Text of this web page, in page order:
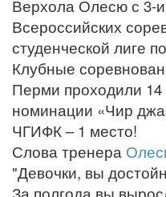
Верхола Олесю с 3-
Всероссийских
студенческой лиге
Клубные
Перми проходили 14
номинации «Чир
ЧГИФК – 1 место!
Слова тренера
"Девочки, вы
За полгода вы